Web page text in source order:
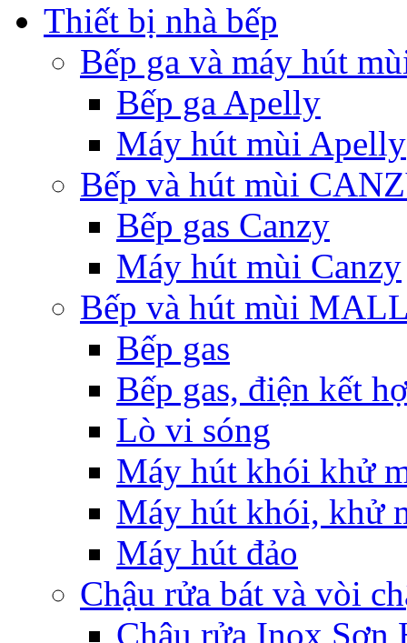
Thiết bị nhà bếp
Bếp ga và máy hút
Bếp ga Apelly
Máy hút mùi Apelly
Bếp và hút mùi
Bếp gas Canzy
Máy hút mùi Canzy
Bếp và hút mùi
Bếp gas
Bếp gas, điện kết
Lò vi sóng
Máy hút khói khử
Máy hút khói, khử
Máy hút đảo
Chậu rửa bát và vòi
Chậu rửa Inox Sơn